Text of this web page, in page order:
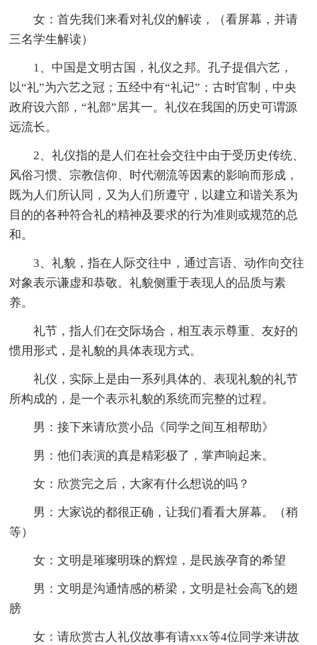
女：首先我们来看对礼仪的解读，（看屏幕，并请
三名学生解读）
1、中国是文明古国，礼仪之邦。孔子提倡六艺，
以“礼”为六艺之冠；五经中有“礼记”；古时官制，中央
政府设六部，“礼部”居其一。礼仪在我国的历史可谓源
远流长。
2、礼仪指的是人们在社会交往中由于受历史传统、
风俗习惯、宗教信仰、时代潮流等因素的影响而形成，
既为人们所认同，又为人们所遵守，以建立和谐关系为
目的的各种符合礼的精神及要求的行为准则或规范的总
和。
3、礼貌，指在人际交往中，通过言语、动作向交往
对象表示谦虚和恭敬。礼貌侧重于表现人的品质与素
养。
礼节，指人们在交际场合，相互表示尊重、友好的
惯用形式，是礼貌的具体表现方式。
礼仪，实际上是由一系列具体的、表现礼貌的礼节
所构成的，是一个表示礼貌的系统而完整的过程。
男：接下来请欣赏小品《同学之间互相帮助》
男：他们表演的真是精彩极了，掌声响起来。
女：欣赏完之后，大家有什么想说的吗？
男：大家说的都很正确，让我们看看大屏幕。（稍
等）
女：文明是璀璨明珠的辉煌，是民族孕育的希望
男：文明是沟通情感的桥梁，文明是社会高飞的翅
膀
女：请欣赏古人礼仪故事有请xxx等4位同学来讲故